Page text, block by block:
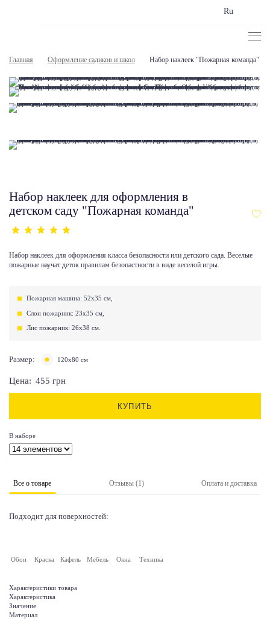
Ru
Главная Оформление садиков и школ Набор наклеек "Пожарная команда"
Набор наклеек для оформления в
детском саду "Пожарная команда"
Набор наклеек для оформления класса безопасности или детского сада. Веселые
пожарные научат деток правилам безопастности в виде веселой игры.
Пожарная машина: 52х35 см,
Слон пожарник: 23х35 см,
Лис пожарник: 26х38 см.
Размер: 120х80 см
Цена: 455 грн
КУПИТЬ
В наборе
Все о товаре Отзывы (1) Оплата и доставка
Подходит для поверхностей:
Обои Краска Кафель Мебель Окна Техника
Характеристики товара
Характеристика
Значение
Материал